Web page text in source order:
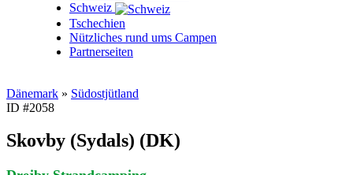
Schweiz
Tschechien
Nützliches rund ums Campen
Partnerseiten
Dänemark » Südostjütland
ID #2058
Skovby (Sydals) (DK)